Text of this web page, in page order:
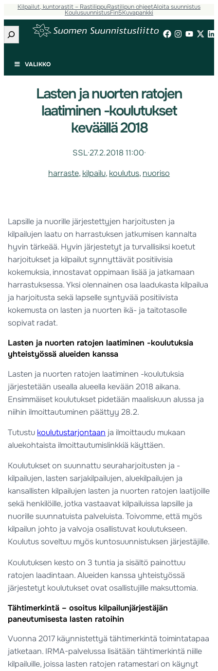
Kilpailut, kuntorastit – RastilippuRastilipun ohjeetAloita suunnistus
KoulusuunnistusFin5Kuvapankki
Etsi
VALIKKO
Lasten ja nuorten ratojen
laatiminen -koulutukset
keväällä 2018
SSL·27.2.2018 11:00·
harraste, kilpailu, koulutus, nuoriso
Lapsille ja nuorille järjestettyjen harjoitusten ja
kilpailujen laatu on harrastuksen jatkumisen kannalta
hyvin tärkeää. Hyvin järjestetyt ja turvallisiksi koetut
harjoitukset ja kilpailut synnyttävät positiivisia
kokemuksia, innostavat oppimaan lisää ja jatkamaan
harrastuksessa. Yksi olennainen osa laadukasta kilpailua
ja harjoitusta sekä lapselle syntyvää positiivista
kokemusta on lasten ja nuorten ikä- ja taitotasolle
sopivat radat.
Lasten ja nuorten ratojen laatiminen -koulutuksia
yhteistyössä alueiden kanssa
Lasten ja nuorten ratojen laatiminen -koulutuksia
järjestetään usealla alueella kevään 2018 aikana.
Ensimmäiset koulutukset pidetään maaliskuun alussa ja
niihin ilmoittautuminen päättyy 28.2.
Tutustu koulutustarjontaan ja ilmoittaudu mukaan
aluekohtaista ilmoittautumislinkkiä käyttäen.
Koulutukset on suunnattu seuraharjoitusten ja -
kilpailujen, lasten sarjakilpailujen, aluekilpailujen ja
kansallisten kilpailujen lasten ja nuorten ratojen laatijoille
sekä henkilöille, jotka vastaavat kilpailuissa lapsille ja
nuorille suunnatuista palveluista. Toivomme, että myös
kilpailun johto ja valvoja osallistuvat koulutukseen.
Koulutus soveltuu myös kuntosuunnistuksen järjestäjille.
Koulutuksen kesto on 3 tuntia ja sisältö painottuu
ratojen laadintaan. Alueiden kanssa yhteistyössä
järjestetyt koulutukset ovat osallistujille maksuttomia.
Tähtimerkintä – osoitus kilpailunjärjestäjän
paneutumisesta lasten ratoihin
Vuonna 2017 käynnistettyä tähtimerkintä toimintatapaa
jatketaan. IRMA-palvelussa lisätään tähtimerkintä niille
kilpailuille, joissa lasten ratojen ratamestari on käynyt